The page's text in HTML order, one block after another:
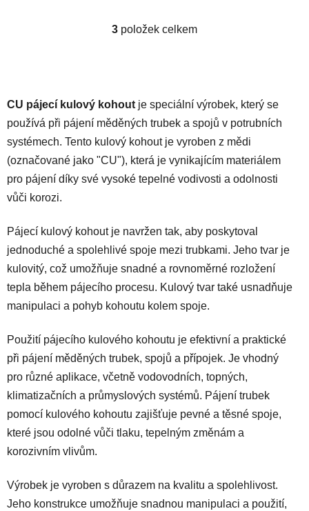
O
a
c
í
p
v
v
ý
p
s
u
3 položek celkem
CU pájecí kulový kohout je speciální výrobek, který se
používá při pájení měděných trubek a spojů v potrubních
systémech. Tento kulový kohout je vyroben z mědi
(označované jako "CU"), která je vynikajícím materiálem
pro pájení díky své vysoké tepelné vodivosti a odolnosti
vůči korozi.
Pájecí kulový kohout je navržen tak, aby poskytoval
jednoduché a spolehlivé spoje mezi trubkami. Jeho tvar je
kulovitý, což umožňuje snadné a rovnoměrné rozložení
tepla během pájecího procesu. Kulový tvar také usnadňuje
manipulaci a pohyb kohoutu kolem spoje.
Použití pájecího kulového kohoutu je efektivní a praktické
při pájení měděných trubek, spojů a přípojek. Je vhodný
pro různé aplikace, včetně vodovodních, topných,
klimatizačních a průmyslových systémů. Pájení trubek
pomocí kulového kohoutu zajišťuje pevné a těsné spoje,
které jsou odolné vůči tlaku, tepelným změnám a
korozivním vlivům.
Výrobek je vyroben s důrazem na kvalitu a spolehlivost.
Jeho konstrukce umožňuje snadnou manipulaci a použití,